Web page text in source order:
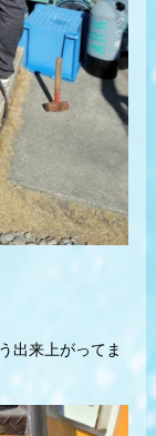
出来上がってま